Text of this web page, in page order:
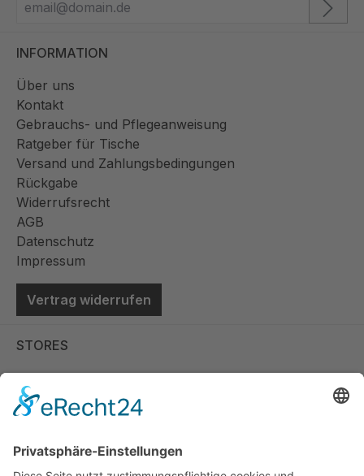
INFORMATION
Über uns
Kontakt
Gebrauchs- und Pflegeanweisung
Ratgeber für Tische
Versand und Zahlungsbedingungen
Rückgabe
Widerrufsrecht
AGB
Datenschutz
Impressum
Vertrag widerrufen
STORES
Store Viernheim
Store Berlin
Handelspartner Köln
SICHERE BEZAHLUNG